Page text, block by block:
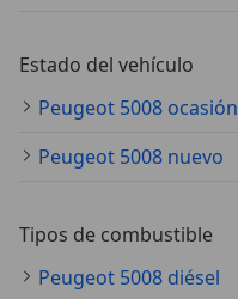
Estado del vehículo
Peugeot 5008 ocasión
Peugeot 5008 nuevo
Tipos de combustible
Peugeot 5008 diésel